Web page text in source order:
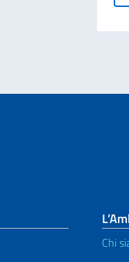
ACCADEMICO 2026-2027
Chi